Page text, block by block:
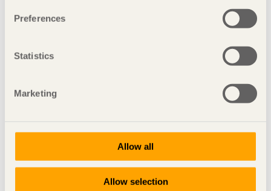
Preferences
Statistics
Marketing
Allow all
Allow selection
Laura Kjaer med sitt verk Superficial, foto: Fredrik Sandin Carlson.
Turné 2023
Efter utställningsperioden på Sara kulturhus åker Ung
Svensk Form 2023 vidare på sin turné. Se hela turnéplanen